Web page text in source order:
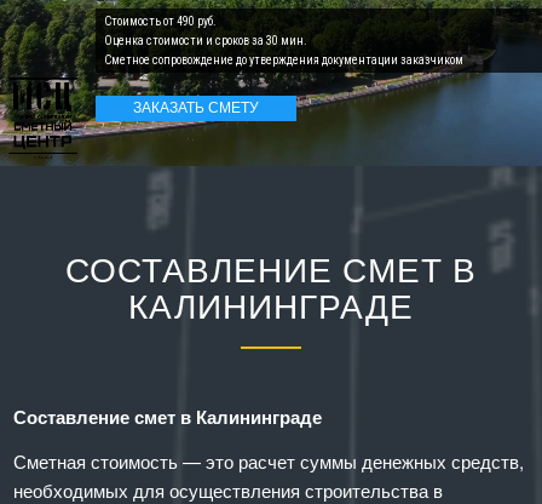
Cтоимость от 490 руб.
Оценка стоимости и сроков за 30 мин.
Сметное сопровождение до утверждения документации заказчиком
ЗАКАЗАТЬ СМЕТУ
СОСТАВЛЕНИЕ СМЕТ В
КАЛИНИНГРАДЕ
Составление смет в Калининграде
Сметная стоимость — это расчет суммы денежных средств,
необходимых для осуществления строительства в